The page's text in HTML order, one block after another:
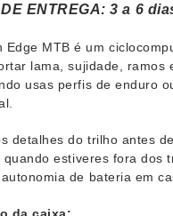
ENTREGA: 3 a 6
Edge MTB é um
lama, sujidade, ramos
usas perfis de enduro
detalhes do trilho antes
quando estiveres fora dos
de bateria em
da caixa: